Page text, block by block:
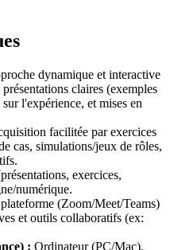
dynamique et interactive
claires (exemples
l'expérience, et mises en
facilitée par exercices
cas, simulations/jeux de rôles,
exercices,
numérique.
(Zoom/Meet/Teams)
et outils collaboratifs (ex:
: Ordinateur (PC/Mac),